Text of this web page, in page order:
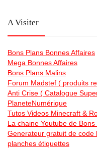
A Visiter
Bons Plans Bonnes Affaires
Mega Bonnes Affaires
Bons Plans Malins
Forum Madstef ( produits
Anti Crise ( Catalogue
PlaneteNumérique
Tutos Videos Minecraft &
La chaine Youtube de Bons
Generateur gratuit de
planches étiquettes